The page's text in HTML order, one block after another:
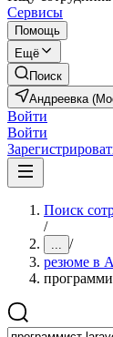
Сервисы
Помощь
Ещё
Поиск
Андреевка
Войти
Войти
Поиск
/
... /
резюме в